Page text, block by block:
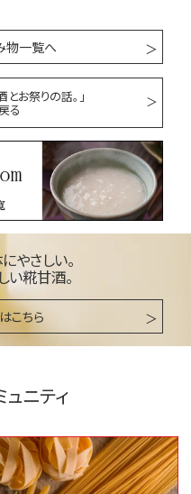
物一覧へ
お祭りの話。」
る
やさしい。
い糀甘酒。
こちら
ニティ